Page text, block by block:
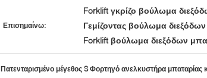
Επισημαίνω:
Forklift γκρίζο βούλωμα
Γεμίζοντας βούλωμα
Forklift βούλωμα διεξόδων
Πατενταρισμένο μέγεθος S Φορτηγό ανελκυστήρα μπαταρίας